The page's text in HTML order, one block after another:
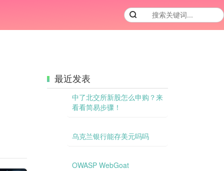
最近发表
中了北交所新股怎么申购？来
看看简易步骤！
乌克兰银行能存美元吗吗
OWASP WebGoat